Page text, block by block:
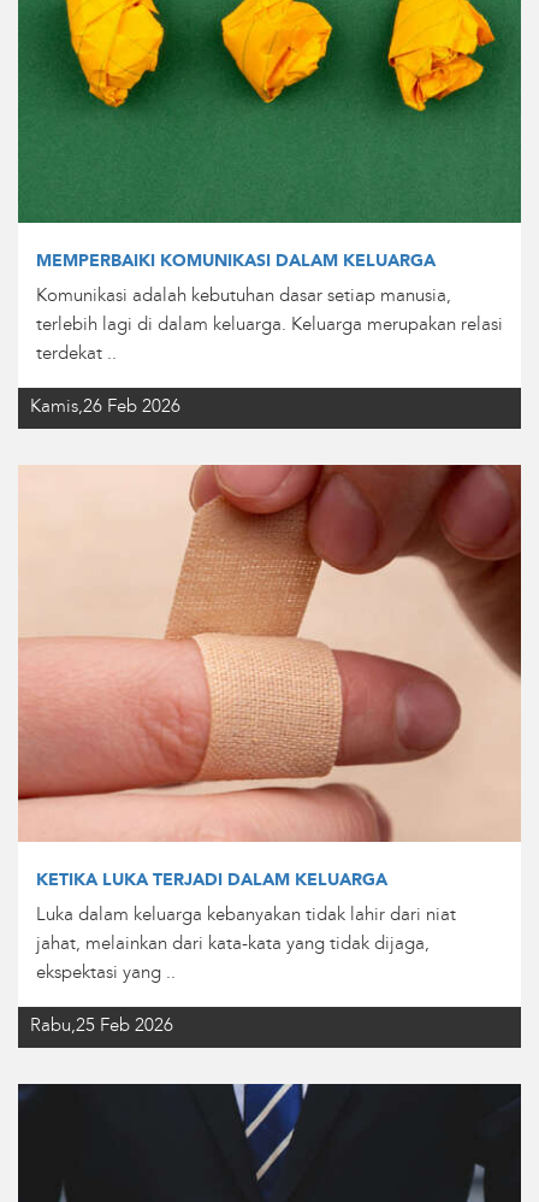
MEMPERBAIKI KOMUNIKASI DALAM KELUARGA
Komunikasi adalah kebutuhan dasar setiap manusia,
terlebih lagi di dalam keluarga. Keluarga merupakan relasi
terdekat ..
Kamis,26 Feb 2026
KETIKA LUKA TERJADI DALAM KELUARGA
Luka dalam keluarga kebanyakan tidak lahir dari niat
jahat, melainkan dari kata-kata yang tidak dijaga,
ekspektasi yang ..
Rabu,25 Feb 2026